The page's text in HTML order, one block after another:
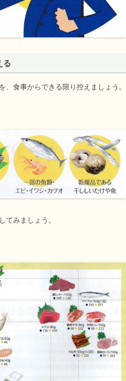
る
、食事からできる限り控えましょう。
てみましょう。